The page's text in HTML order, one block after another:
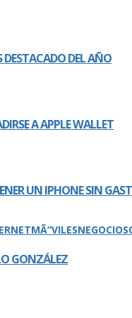
DESTACADO DEL AÑO
A APPLE WALLET
UN IPHONE SIN
MÃ“VILESNEGOCIOS
GONZÁLEZ